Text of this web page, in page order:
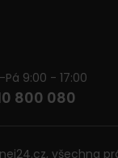
9:00 - 17:00
800 080
všechna